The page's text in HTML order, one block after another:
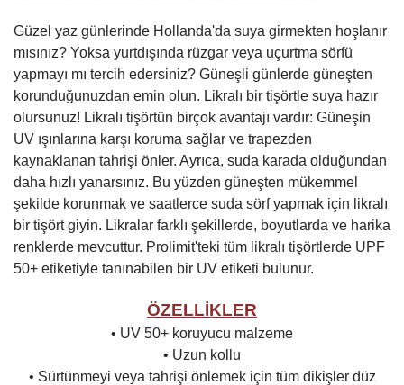
Güzel yaz günlerinde Hollanda'da suya girmekten hoşlanır
mısınız? Yoksa yurtdışında rüzgar veya uçurtma sörfü
yapmayı mı tercih edersiniz? Güneşli günlerde güneşten
korunduğunuzdan emin olun. Likralı bir tişörtle suya hazır
olursunuz! Likralı tişörtün birçok avantajı vardır: Güneşin
UV ışınlarına karşı koruma sağlar ve trapezden
kaynaklanan tahrişi önler. Ayrıca, suda karada olduğundan
daha hızlı yanarsınız. Bu yüzden güneşten mükemmel
şekilde korunmak ve saatlerce suda sörf yapmak için likralı
bir tişört giyin. Likralar farklı şekillerde, boyutlarda ve harika
renklerde mevcuttur. Prolimit'teki tüm likralı tişörtlerde UPF
50+ etiketiyle tanınabilen bir UV etiketi bulunur.
ÖZELLİKLER
• UV 50+ koruyucu malzeme
• Uzun kollu
• Sürtünmeyi veya tahrişi önlemek için tüm dikişler düz